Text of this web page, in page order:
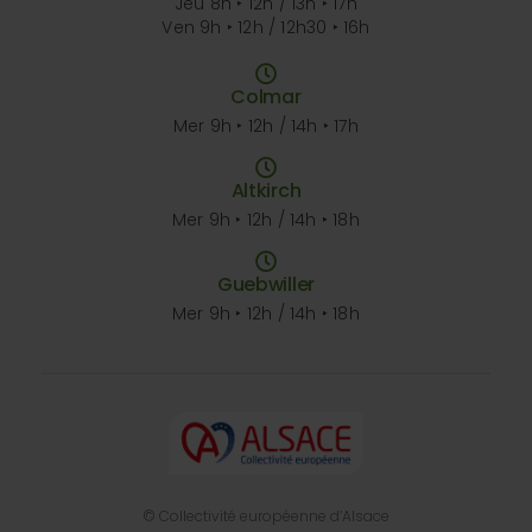
Ven 9h ‣ 12h / 12h30 ‣ 16h
Colmar
Mer 9h ‣ 12h / 14h ‣ 17h
Altkirch
Mer 9h ‣ 12h / 14h ‣ 18h
Guebwiller
Mer 9h ‣ 12h / 14h ‣ 18h
© Collectivité européenne d’Alsace